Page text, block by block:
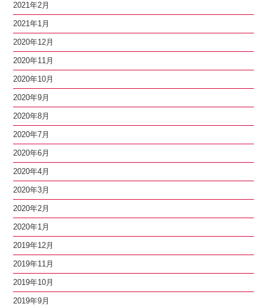
2021年2月
2021年1月
2020年12月
2020年11月
2020年10月
2020年9月
2020年8月
2020年7月
2020年6月
2020年4月
2020年3月
2020年2月
2020年1月
2019年12月
2019年11月
2019年10月
2019年9月